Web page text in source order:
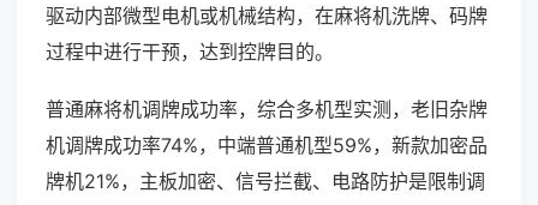
驱动内部微型电机或机械结构，在麻将机洗牌、码牌
过程中进行干预，达到控牌目的。
普通麻将机调牌成功率，综合多机型实测，老旧杂牌
机调牌成功率74%，中端普通机型59%，新款加密品
牌机21%，主板加密、信号拦截、电路防护是限制调